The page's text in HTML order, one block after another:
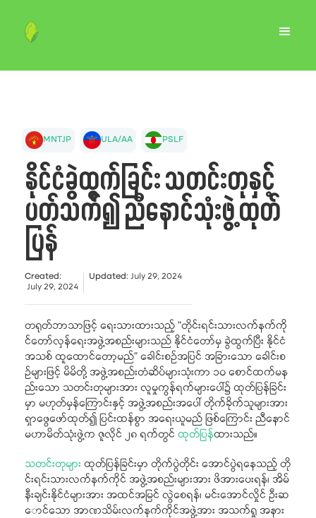
MNTJP ULA/AA PSLF
နိုင်ငံခွဲထွက်ခြင်း သတင်းတုနှင့်
ပတ်သက်၍ ညီနောင်သုံးဖွဲ့ ထုတ်
ပြန်
Created:
July 29, 2024
Updated: July 29, 2024
တရုတ်ဘာသာဖြင့် ရေးသားထားသည့် “တိုင်းရင်းသားလက်နက်ကို
င်တော်လှန်ရေးအဖွဲ့အစည်းများသည် နိုင်ငံတော်မှ ခွဲထွက်ပြီး နိုင်ငံ
အသစ် ထူထောင်တော့မည်" ခေါင်းစဉ်အပြင် အခြားသော ခေါင်းစ
ဉ်များဖြင့် မိမိတို့ အဖွဲ့အစည်းတံဆိပ်များသုံးကာ ၁၀ စောင်ထက်မန
ည်းသော သတင်းတုများအား လူမှုကွန်ရက်များပေါ်၌ ထုတ်ပြန်ခြင်း
မှာ မဟုတ်မှန်ကြောင်းနှင့် အဖွဲ့အစည်းအပေါ် တိုက်ခိုက်သူများအား
ရှာဖွေဖော်ထုတ်၍ ပြင်းထန်စွာ အရေးယူမည် ဖြစ်ကြောင်း ညီနောင်
မဟာမိတ်သုံးဖွဲ့က ဇူလိုင် ၂၈ ရက်တွင် ထုတ်ပြန်ထားသည်။
သတင်းတုများ ထုတ်ပြန်ခြင်းမှာ တိုက်ပွဲတိုင်း အောင်ပွဲရနေသည့် တို
င်းရင်းသားလက်နက်ကိုင် အဖွဲ့အစည်းများအား ဖိအားပေးရန်၊ အိမ်
နီးချင်းနိုင်ငံများအား အထင်အမြင် လွဲစေရန်၊ မင်းအောင်လှိုင် ဦးဆ
ောင်သော အာဏသိမ်းလက်နက်ကိုင်အဖွဲ့အား အသက်ရှု အနား